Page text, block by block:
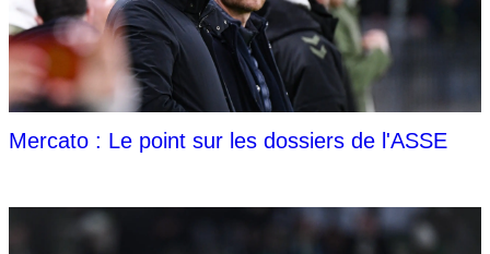
Mercato : Le point sur les dossiers de l'ASSE